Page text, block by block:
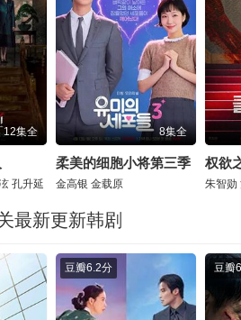
12集全
孔升延
8集全
柔美的细胞小将第三季
金高银 金载原
权欲
朱智勋
最新更新韩剧
豆瓣6.2分 豆瓣